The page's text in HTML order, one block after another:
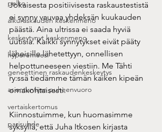
pelko
alkuraskauden keskenmeno
keskeytynyt keskenmeno
hyperemeesi
geneettinen raskaudenkeskeytys
asiantuntijan puheenvuoro
vertaiskertomus
parisuhde
Jokaisesta positiivisesta raskaustestistä
ei synny vauvaa yhdeksän kuukauden
päästä. Aina ultrissa ei saada hyviä
uutisia. Kaikki synnytykset eivät pääty
läheisille lähetettyyn, onnellisen
helpottuneeseen viestiin. Me Tähti
ry:ssä tiedämme tämän kaiken kipeän
omakohtaisesti.
Kiinnostuimme, kun huomasimme
syksyllä, että Juha Itkosen kirjasta